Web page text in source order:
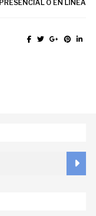
PRESENCIAL O EN LÍNEA